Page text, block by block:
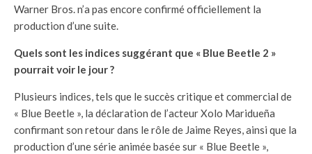
Warner Bros. n’a pas encore confirmé officiellement la
production d’une suite.
Quels sont les indices suggérant que « Blue Beetle 2 »
pourrait voir le jour ?
Plusieurs indices, tels que le succès critique et commercial de
« Blue Beetle », la déclaration de l’acteur Xolo Maridueña
confirmant son retour dans le rôle de Jaime Reyes, ainsi que la
production d’une série animée basée sur « Blue Beetle »,